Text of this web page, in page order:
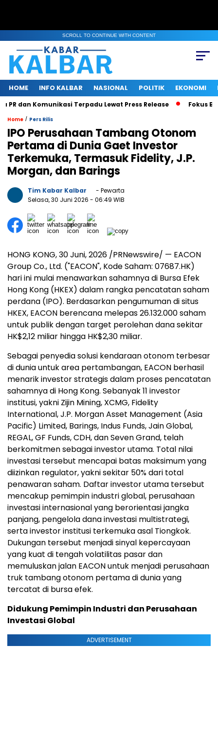
SCROLL TO CONTINUE WITH CONTENT
HOME INFO KALBAR NASIONAL POLITIK EKONOMI
Komunikasi Terpadu Lewat Press Release Fokus
Home / Pers Rilis
IPO Perusahaan Tambang Otonom
Pertama di Dunia Gaet Investor
Terkemuka, Termasuk Fidelity, J.P.
Morgan, dan Barings
Tim Kabar Kalbar
- Pewarta
Selasa, 30 Juni 2026 - 06:49 WIB
HONG KONG,30 Juni, 2026 /PRNewswire/ — EACON
Group Co., Ltd. ("EACON", Kode Saham: 07687.HK)
hari ini mulai menawarkan sahamnya di Bursa Efek
Hong Kong (HKEX) dalam rangka pencatatan saham
perdana (IPO). Berdasarkan pengumuman di situs
HKEX, EACON berencana melepas 26.132.000 saham
untuk publik dengan target perolehan dana sekitar
HK$2,12 miliar hingga HK$2,30 miliar.
Sebagai penyedia solusi kendaraan otonom terbesar
di dunia untuk area pertambangan, EACON berhasil
menarik investor strategis dalam proses pencatatan
sahamnya di Hong Kong. Sebanyak 11 investor
institusi, yakni Zijin Mining, XCMG, Fidelity
International, J.P. Morgan Asset Management (Asia
Pacific) Limited, Barings, Indus Funds, Jain Global,
REGAL, GF Funds, CDH, dan Seven Grand, telah
berkomitmen sebagai investor utama. Total nilai
investasi tersebut mencapai batas maksimum yang
diizinkan regulator, yakni sekitar 50% dari total
penawaran saham. Daftar investor utama tersebut
mencakup pemimpin industri global, perusahaan
investasi internasional yang berorientasi jangka
panjang, pengelola dana investasi multistrategi,
serta investor institusi terkemuka asal Tiongkok.
Dukungan tersebut menjadi sinyal kepercayaan
yang kuat di tengah volatilitas pasar dan
memuluskan jalan EACON untuk menjadi perusahaan
truk tambang otonom pertama di dunia yang
tercatat di bursa efek.
Didukung Pemimpin Industri dan Perusahaan
Investasi Global
ADVERTISEMENT